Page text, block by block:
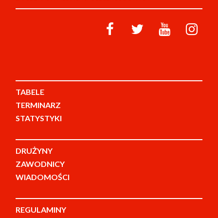
TABELE
TERMINARZ
STATYSTYKI
DRUŻYNY
ZAWODNICY
WIADOMOŚCI
REGULAMINY